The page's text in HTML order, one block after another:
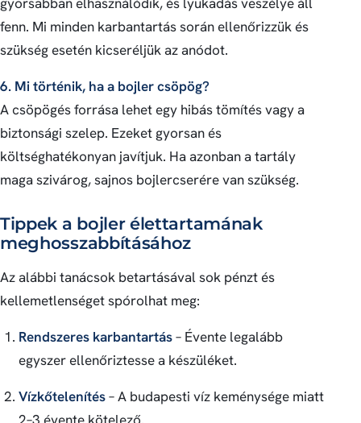
fenn. Mi minden karbantartás során ellenőrizzük és
szükség esetén kicseréljük az anódot.
6. Mi történik, ha a bojler csöpög?
A csöpögés forrása lehet egy hibás tömítés vagy a
biztonsági szelep. Ezeket gyorsan és
költséghatékonyan javítjuk. Ha azonban a tartály
maga szivárog, sajnos bojlercserére van szükség.
Tippek a bojler élettartamának
meghosszabbításához
Az alábbi tanácsok betartásával sok pénzt és
kellemetlenséget spórolhat meg:
Rendszeres karbantartás– Évente legalább
egyszer ellenőriztesse a készüléket.
Vízkőtelenítés– A budapesti víz keménysége miatt